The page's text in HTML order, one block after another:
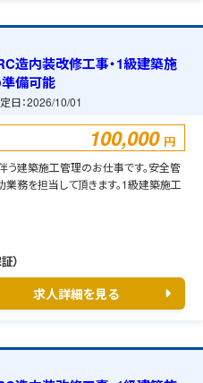
造内装改修工事・1級建築施
備可能
日：2026/10/01
100,000 円
建築施工管理のお仕事です。安全管
務を担当して頂きます。1級建築施工
）
求人詳細を見る